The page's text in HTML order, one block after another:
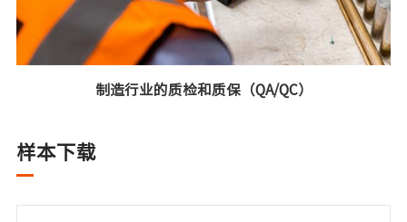
制造行业的质检和质保（QA/QC）
样本下载